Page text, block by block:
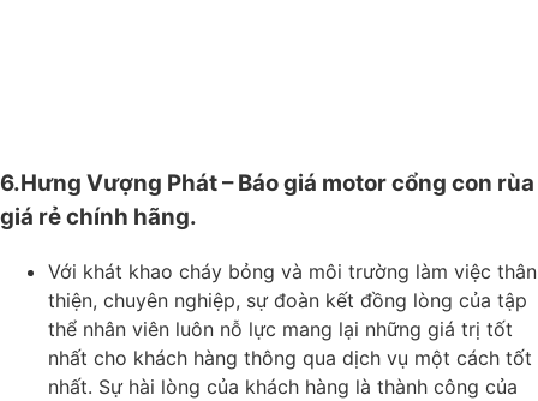
6.Hưng Vượng Phát – Báo giá motor cổng con rùa
giá rẻ chính hãng.
Với khát khao cháy bỏng và môi trường làm việc thân
thiện, chuyên nghiệp, sự đoàn kết đồng lòng của tập
thể nhân viên luôn nỗ lực mang lại những giá trị tốt
nhất cho khách hàng thông qua dịch vụ một cách tốt
nhất. Sự hài lòng của khách hàng là thành công của